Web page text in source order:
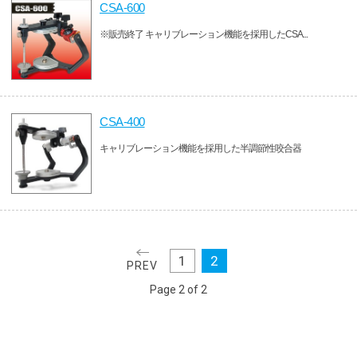
CSA-600
※販売終了 キャリブレーション機能を採用したCSA...
CSA-400
キャリブレーション機能を採用した半調節性咬合器
Page 2 of 2
PREV 1 2